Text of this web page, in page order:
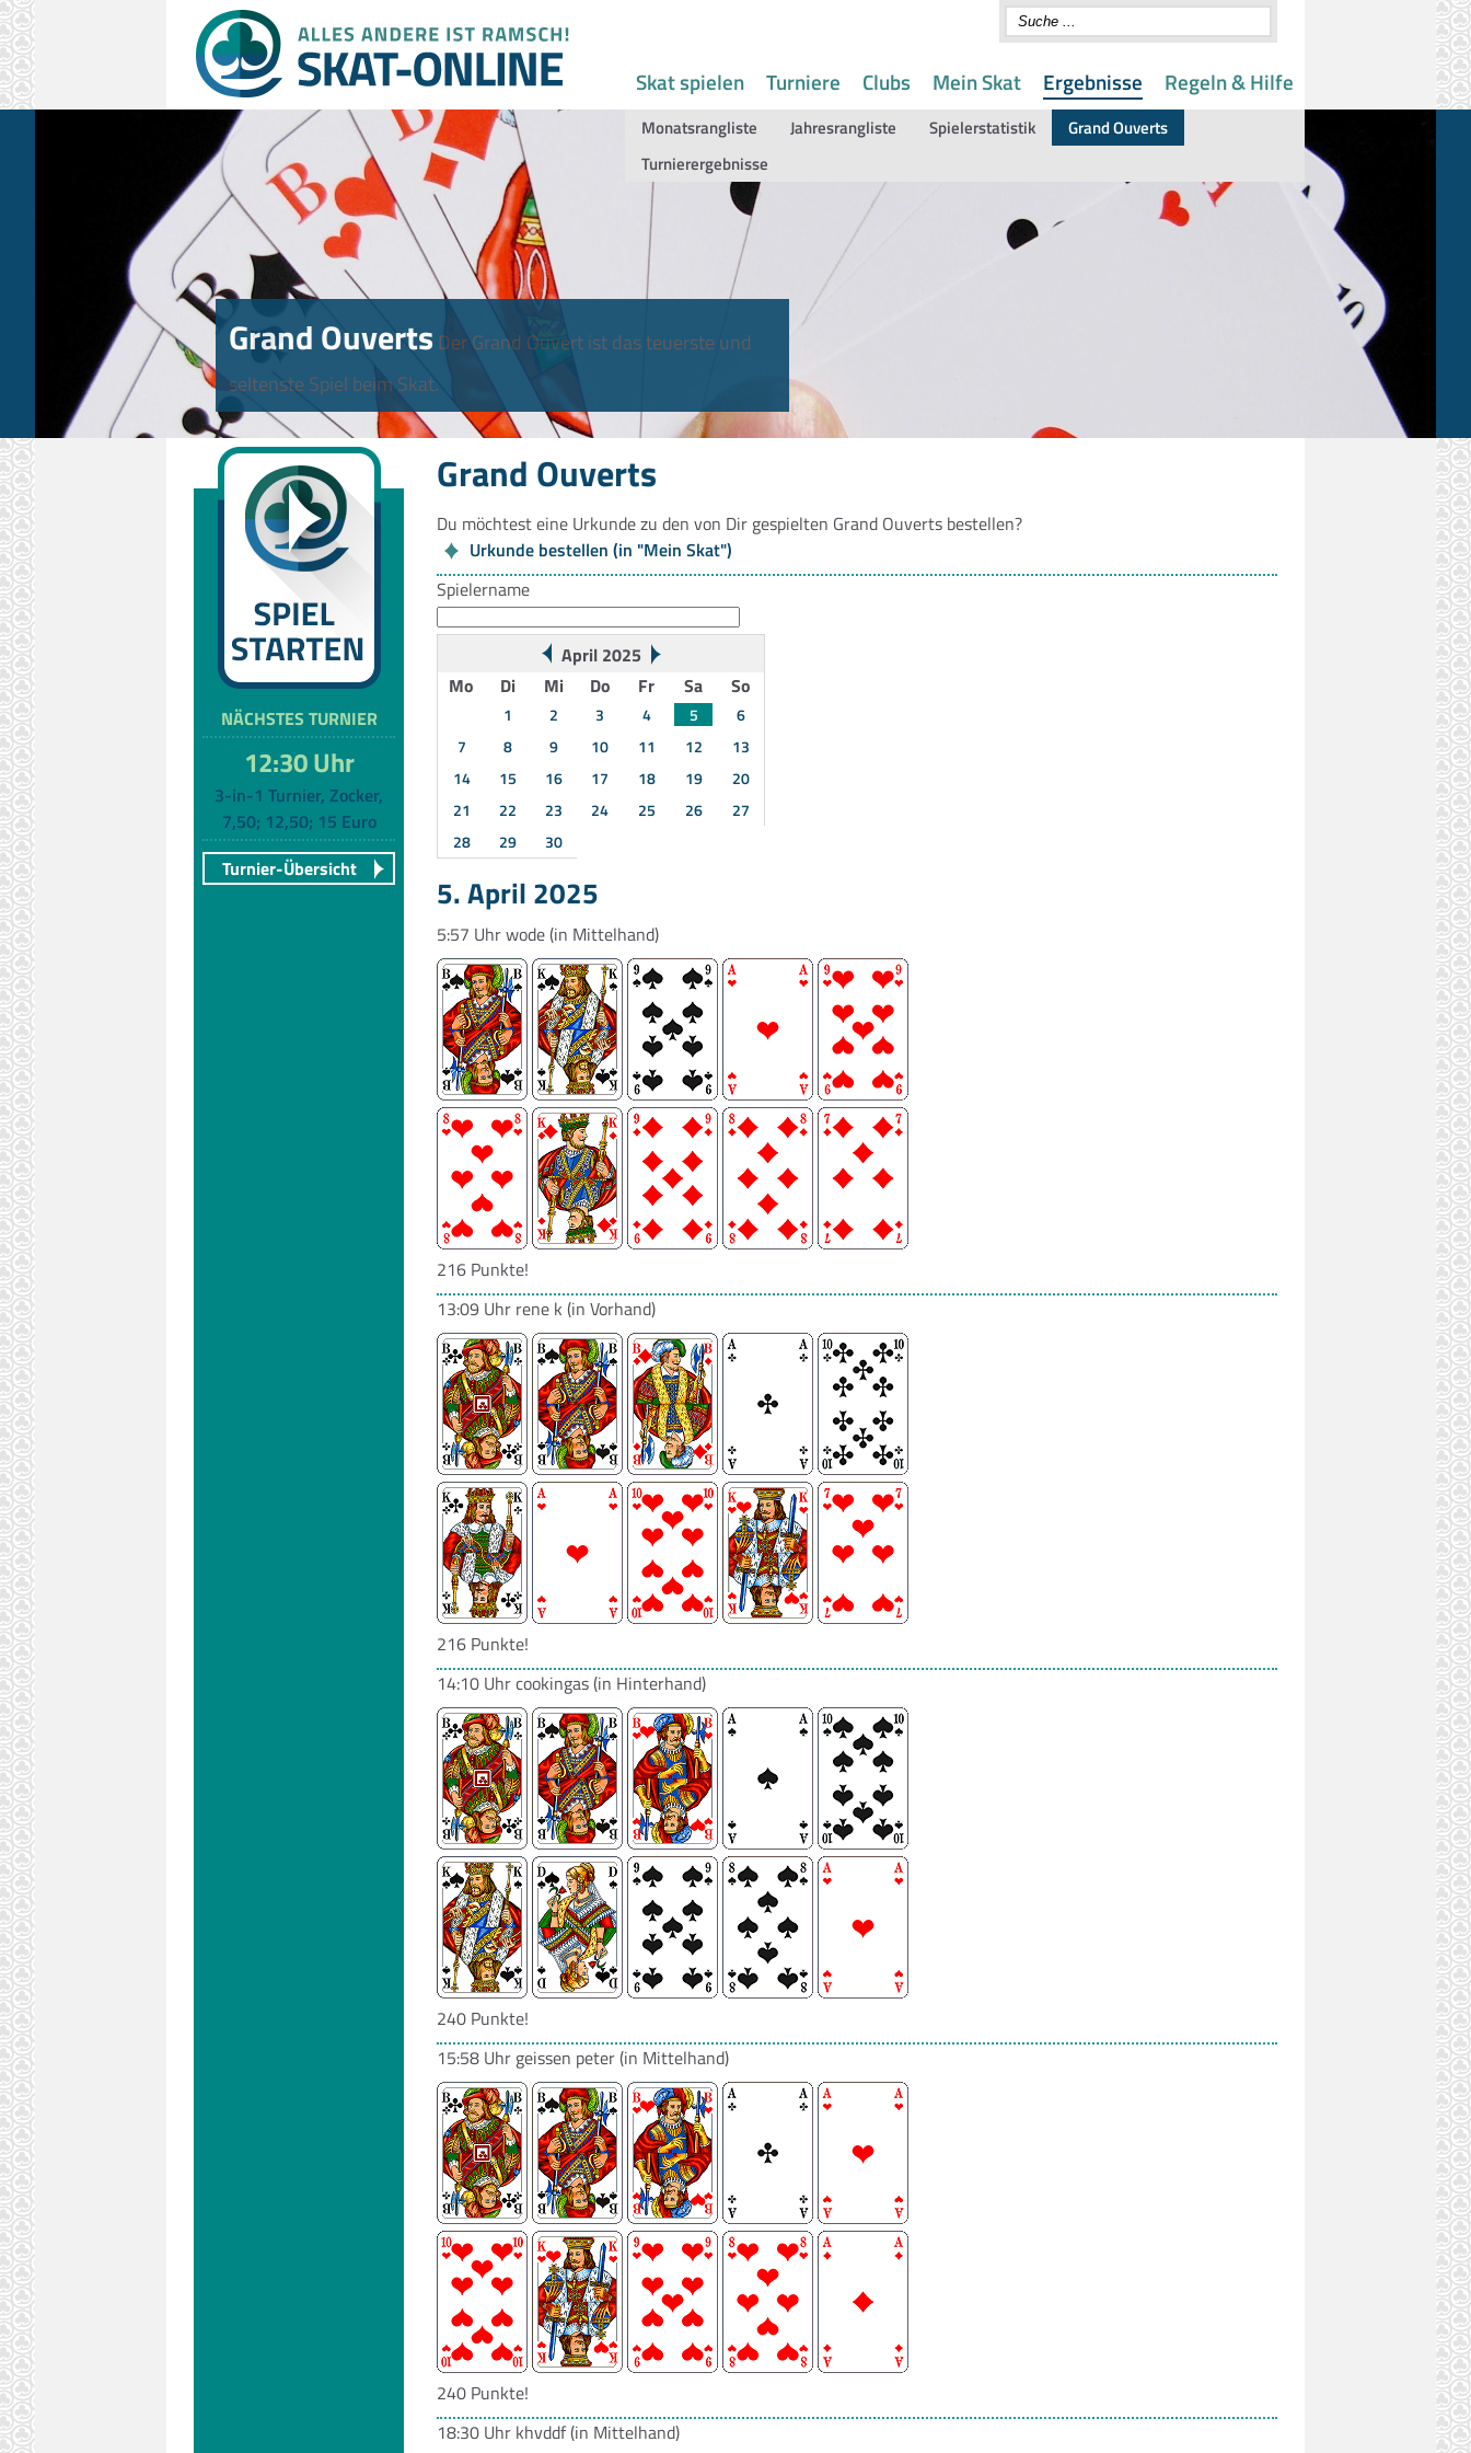
Skat spielen Turniere Clubs Mein Skat Ergebnisse
Monatsrangliste Jahresrangliste Spielerstatistik
Grand Ouverts
Turnierergebnisse
Regeln & Hilfe
Grand Ouverts Der Grand Ouvert ist das teuerste und
seltenste Spiel beim Skat.
NÄCHSTES TURNIER
12:30 Uhr
3-in-1 Turnier, Zocker,
7,50; 12,50; 15 Euro
Turnier-Übersicht
Grand Ouverts
Du möchtest eine Urkunde zu den von Dir gespielten Grand Ouverts bestellen?
Urkunde bestellen (in "Mein Skat")
Spielername
April 2025
Mo
Di Mi Do Fr Sa So
1 2 3 4 5
6
7
8 9 10 11 12
13
14
15 16 17 18 19
20
21
22 23 24 25 26
27
28
29 30
5. April 2025
5:57 Uhrwode(in Mittelhand)
216 Punkte!
13:09 Uhr rene k (in Vorhand)
216 Punkte!
14:10 Uhrcookingas(in Hinterhand)
240 Punkte!
15:58 Uhr geissen peter(in Mittelhand)
240 Punkte!
18:30 Uhr khvddf(in Mittelhand)